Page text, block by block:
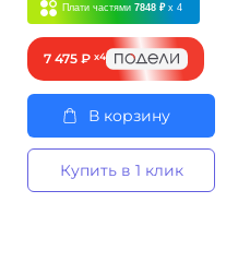
Плати частями 7848 ₽ x 4
7 475 ₽ x4
В корзину
Купить в 1 клик